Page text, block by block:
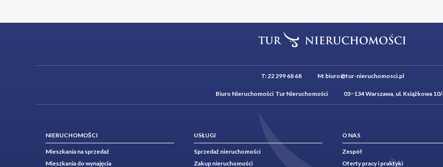
T:22 299 68 68M: biuro@tur-nieruchomosci.pl
Biuro Nieruchomości Tur Nieruchomości 03−134 Warszawa, ul. Książkowa
NIERUCHOMOŚCI
Mieszkania na sprzedaż
Mieszkania do wynajęcia
USŁUGI
Sprzedaż nieruchomości
Zakup nieruchomości
O NAS
Zespół
Oferty pracy i praktyki